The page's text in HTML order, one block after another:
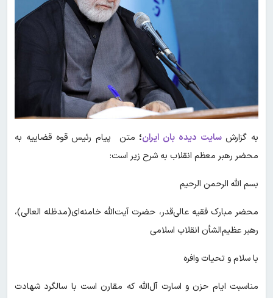
به گزارشسایت دیده بان ایران؛ متن پیام رئیس قوه قضاییه به
محضر رهبر معظم انقلاب به شرح زیر است:
بسم الله الرحمن الرحیم
محضر مبارک فقیه عالی‌قدر، حضرت آیت‌الله خامنه‌ای(مدظله العالی)،
رهبر عظیم‌الشأن انقلاب اسلامی
با سلام و تحیات وافره
مناسبت ایام حزن و اسارت آل‌الله که مقارن است با سالگرد شهادت